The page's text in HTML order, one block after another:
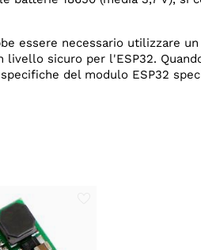
essere necessario utilizzare
sicuro per l'ESP32.
del modulo ESP32